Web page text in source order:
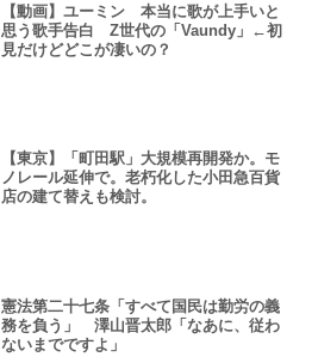
【動画】ユーミン 本当に歌が上手いと
思う歌手告白 Z世代の「Vaundy」←初
見だけどどこが凄いの？
【東京】「町田駅」大規模再開発か。モ
ノレール延伸で。老朽化した小田急百貨
店の建て替えも検討。
憲法第二十七条「すべて国民は勤労の義
務を負う」 澤山晋太郎「なあに、従わ
ないまでですよ」